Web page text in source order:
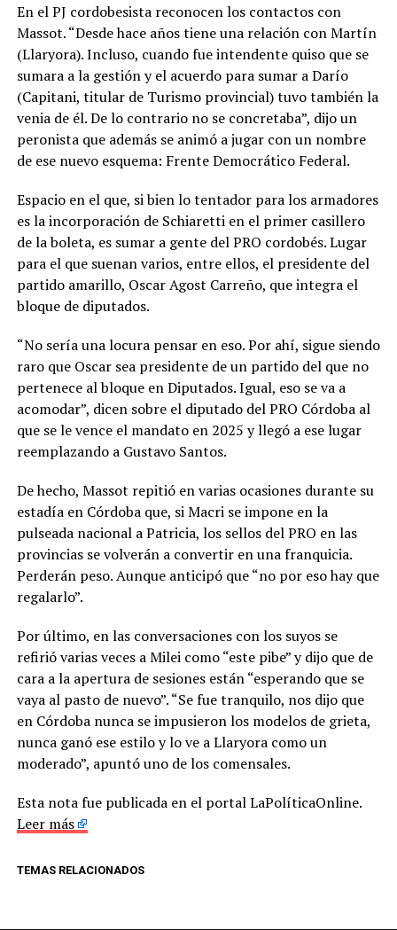
En el PJ cordobesista reconocen los contactos con
Massot. “Desde hace años tiene una relación con Martín
(Llaryora). Incluso, cuando fue intendente quiso que se
sumara a la gestión y el acuerdo para sumar a Darío
(Capitani, titular de Turismo provincial) tuvo también la
venia de él. De lo contrario no se concretaba”, dijo un
peronista que además se animó a jugar con un nombre
de ese nuevo esquema: Frente Democrático Federal.
Espacio en el que, si bien lo tentador para los armadores
es la incorporación de Schiaretti en el primer casillero
de la boleta, es sumar a gente del PRO cordobés. Lugar
para el que suenan varios, entre ellos, el presidente del
partido amarillo, Oscar Agost Carreño, que integra el
bloque de diputados.
“No sería una locura pensar en eso. Por ahí, sigue siendo
raro que Oscar sea presidente de un partido del que no
pertenece al bloque en Diputados. Igual, eso se va a
acomodar”, dicen sobre el diputado del PRO Córdoba al
que se le vence el mandato en 2025 y llegó a ese lugar
reemplazando a Gustavo Santos.
De hecho, Massot repitió en varias ocasiones durante su
estadía en Córdoba que, si Macri se impone en la
pulseada nacional a Patricia, los sellos del PRO en las
provincias se volverán a convertir en una franquicia.
Perderán peso. Aunque anticipó que “no por eso hay que
regalarlo”.
Por último, en las conversaciones con los suyos se
refirió varias veces a Milei como “este pibe” y dijo que de
cara a la apertura de sesiones están “esperando que se
vaya al pasto de nuevo”. “Se fue tranquilo, nos dijo que
en Córdoba nunca se impusieron los modelos de grieta,
nunca ganó ese estilo y lo ve a Llaryora como un
moderado”, apuntó uno de los comensales.
Esta nota fue publicada en el portal LaPolíticaOnline.
Leer más
TEMAS RELACIONADOS